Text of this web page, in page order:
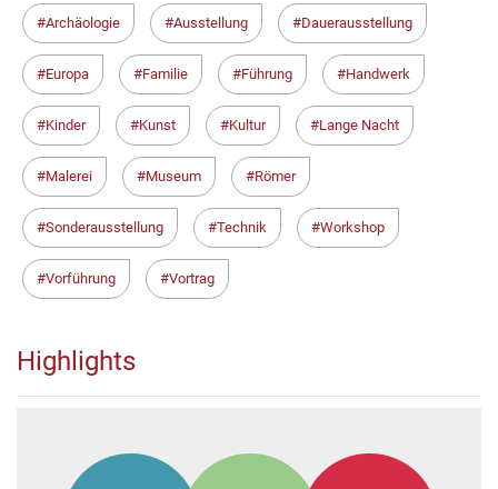
Archäologie Ausstellung Dauerausstellung
Europa Familie Führung Handwerk
Kinder Kunst Kultur Lange Nacht
Malerei Museum Römer
Sonderausstellung Technik Workshop
Vorführung Vortrag
Highlights